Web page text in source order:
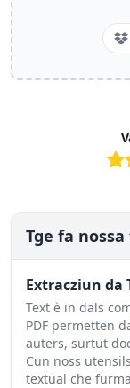
Bad
Tge fa
Extracziun da
Text è in dals
PDF permetten
auters, surtut
Cun noss
textual che